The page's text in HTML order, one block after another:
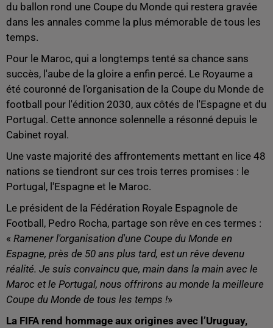
du ballon rond une Coupe du Monde qui restera gravée
dans les annales comme la plus mémorable de tous les
temps.
Pour le Maroc, qui a longtemps tenté sa chance sans
succès, l'aube de la gloire a enfin percé. Le Royaume a
été couronné de l'organisation de la Coupe du Monde de
football pour l'édition 2030, aux côtés de l'Espagne et du
Portugal. Cette annonce solennelle a résonné depuis le
Cabinet royal.
Une vaste majorité des affrontements mettant en lice 48
nations se tiendront sur ces trois terres promises : le
Portugal, l'Espagne et le Maroc.
Le président de la Fédération Royale Espagnole de
Football, Pedro Rocha, partage son rêve en ces termes :
« Ramener l'organisation d'une Coupe du Monde en
Espagne, près de 50 ans plus tard, est un rêve devenu
réalité. Je suis convaincu que, main dans la main avec le
Maroc et le Portugal, nous offrirons au monde la meilleure
Coupe du Monde de tous les temps !»
La FIFA rend hommage aux origines avec l’Uruguay,